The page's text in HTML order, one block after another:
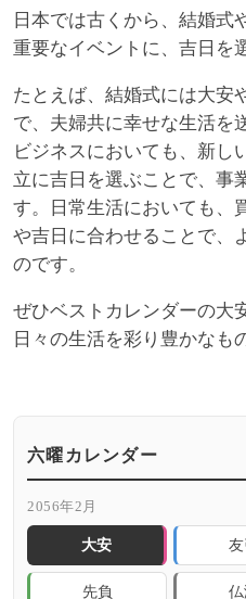
日本では古くから、結婚式
重要なイベントに、吉日を
たとえば、結婚式には大安
で、夫婦共に幸せな生活を
ビジネスにおいても、新し
立に吉日を選ぶことで、事
す。日常生活においても、
や吉日に合わせることで、
のです。
ぜひベストカレンダーの大
日々の生活を彩り豊かなも
六曜カレンダー
2056年2月
大安 友
先負